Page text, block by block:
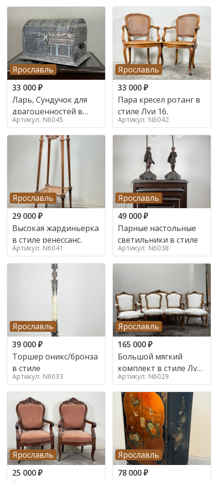
Ярославль
33 000₽
Ларь, Сундучок для
драгоценностей в
стиле
Артикул: N6045
Ярославль
33 000₽
Пара кресел ротанг в
стиле Луи 16,
Артикул: N6042
Ярославль
29 000₽
Высокая жардиньерка
в стиле ренессанс,
Артикул: N6041
Ярославль
49 000₽
Парные настольные
светильники в стиле
Артикул: N6038
Ярославль
39 000₽
Торшер оникс/бронза
в стиле
Артикул: N6033
Ярославль
165 000₽
Большой мягкий
комплект в стиле Луи
в стиле
Артикул: N6029
Ярославль
25 000₽
Ярославль
78 000₽